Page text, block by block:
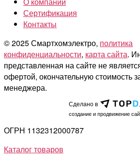
Сертификация
Контакты
© 2025 Смартхомэлектро, политика
конфиденциальности, карта сайта.
представленная на сайте не
офертой, окончательную стоимость
менеджера.
Сделано в
cоздание и продвижение
ОГРН 1132312000787
Каталог товаров